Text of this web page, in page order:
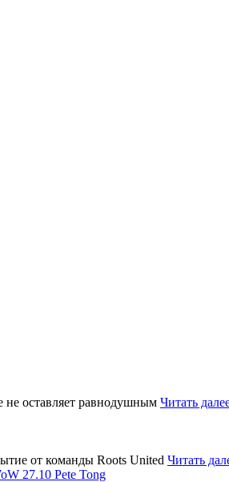
оставляет равнодушным Читать
от команды Roots United Читать
27.10 Pete Tong